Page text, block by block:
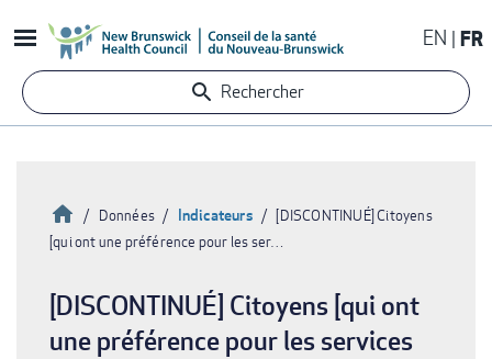
au
contenu
principal
EN FR
Rechercher
Fil
d'Ariane
Accueil
Données Indicateurs
[DISCONTINUÉ] Citoyens
[qui ont une préférence pour les ser…
[DISCONTINUÉ] Citoyens [qui ont
une préférence pour les services